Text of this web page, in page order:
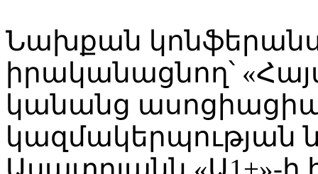
Նախքան
իրականացնող՝
կանանց
կազմակերպության